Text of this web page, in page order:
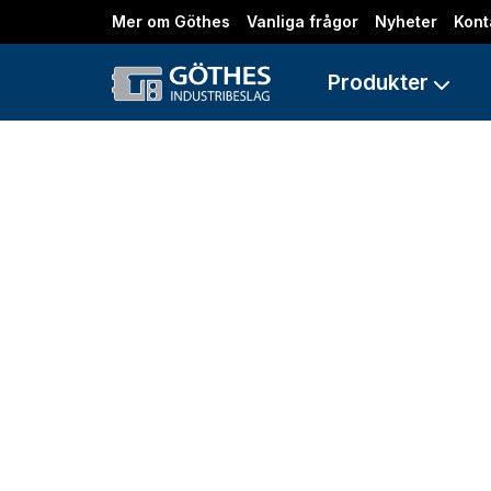
Mer om Göthes Vanliga frågor Nyheter
Produkter